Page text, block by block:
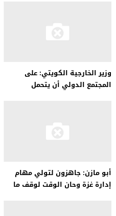
وزير الخارجية الكويتي: على
المجتمع الدولي أن يتحمل
أبو مازن: جاهزون لتولي مهام
إدارة غزة وحان الوقت لوقف ما